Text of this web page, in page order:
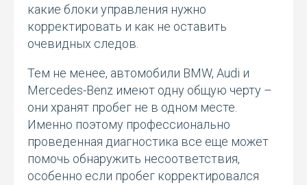
какие блоки управления нужно
корректировать и как не оставить
очевидных следов.
Тем не менее, автомобили BMW, Audi и
Mercedes-Benz имеют одну общую черту –
они хранят пробег не в одном месте.
Именно поэтому профессионально
проведенная диагностика все еще может
помочь обнаружить несоответствия,
особенно если пробег корректировался